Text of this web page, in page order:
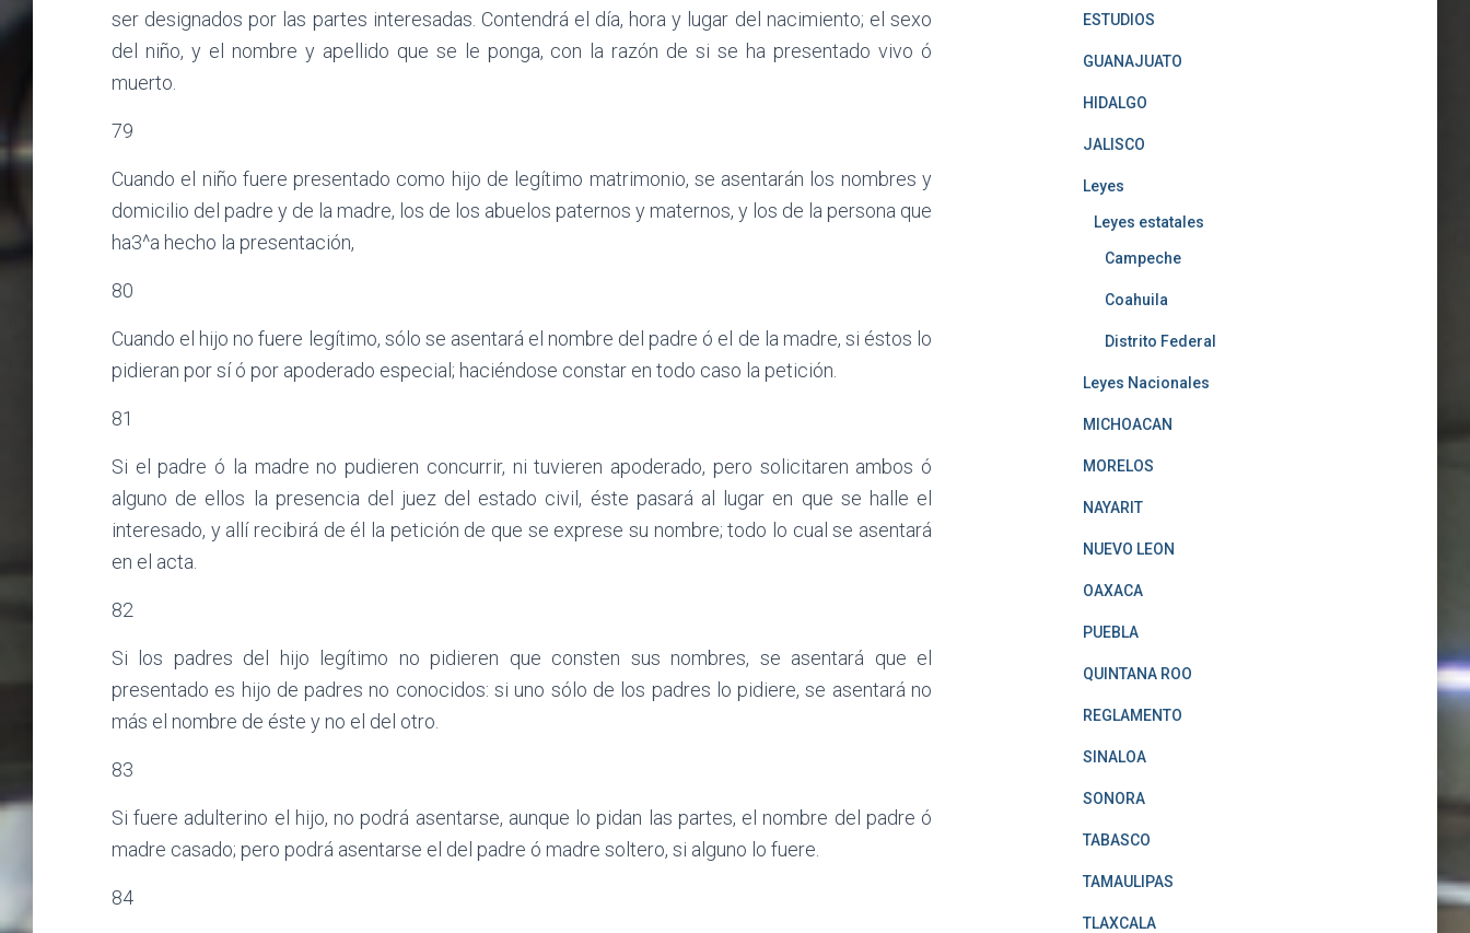
ser designados por las partes interesadas. Contendrá el día, hora y lugar del nacimiento; el sexo
del niño, y el nombre y apellido que se le ponga, con la razón de si se ha presentado vivo ó
muerto.
79
Cuando el niño fuere presentado como hijo de legítimo matrimonio, se asentarán los nombres y
domicilio del padre y de la madre, los de los abuelos paternos y maternos, y los de la persona que
ha3^a hecho la presentación,
80
Cuando el hijo no fuere legítimo, sólo se asentará el nombre del padre ó el de la madre, si éstos lo
pidieran por sí ó por apoderado especial; haciéndose constar en todo caso la petición.
81
Si el padre ó la madre no pudieren concurrir, ni tuvieren apoderado, pero solicitaren ambos ó
alguno de ellos la presencia del juez del estado civil, éste pasará al lugar en que se halle el
interesado, y allí recibirá de él la petición de que se exprese su nombre; todo lo cual se asentará
en el acta.
82
Si los padres del hijo legítimo no pidieren que consten sus nombres, se asentará que el
presentado es hijo de padres no conocidos: si uno sólo de los padres lo pidiere, se asentará no
más el nombre de éste y no el del otro.
83
Si fuere adulterino el hijo, no podrá asentarse, aunque lo pidan las partes, el nombre del padre ó
madre casado; pero podrá asentarse el del padre ó madre soltero, si alguno lo fuere.
84
ESTUDIOS
GUANAJUATO
HIDALGO
JALISCO
Leyes
Leyes estatales
Campeche
Coahuila
Distrito Federal
Leyes Nacionales
MICHOACAN
MORELOS
NAYARIT
NUEVO LEON
OAXACA
PUEBLA
QUINTANA ROO
REGLAMENTO
SINALOA
SONORA
TABASCO
TAMAULIPAS
TLAXCALA